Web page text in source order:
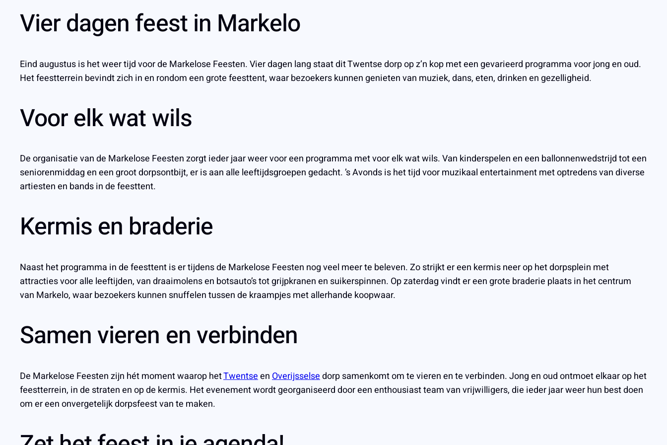
Vier dagen feest in Markelo
Eind augustus is het weer tijd voor de Markelose Feesten. Vier dagen lang staat dit Twentse dorp op z’n kop met een gevarieerd programma voor jong en oud.
Het feestterrein bevindt zich in en rondom een grote feesttent, waar bezoekers kunnen genieten van muziek, dans, eten, drinken en gezelligheid.
Voor elk wat wils
De organisatie van de Markelose Feesten zorgt ieder jaar weer voor een programma met voor elk wat wils. Van kinderspelen en een ballonnenwedstrijd tot een
seniorenmiddag en een groot dorpsontbijt, er is aan alle leeftijdsgroepen gedacht. ’s Avonds is het tijd voor muzikaal entertainment met optredens van diverse
artiesten en bands in de feesttent.
Kermis en braderie
Naast het programma in de feesttent is er tijdens de Markelose Feesten nog veel meer te beleven. Zo strijkt er een kermis neer op het dorpsplein met
attracties voor alle leeftijden, van draaimolens en botsauto’s tot grijpkranen en suikerspinnen. Op zaterdag vindt er een grote braderie plaats in het centrum
van Markelo, waar bezoekers kunnen snuffelen tussen de kraampjes met allerhande koopwaar.
Samen vieren en verbinden
De Markelose Feesten zijn hét moment waarop hetTwentseenOverijsselsedorp samenkomt om te vieren en te verbinden. Jong en oud ontmoet elkaar op het
feestterrein, in de straten en op de kermis. Het evenement wordt georganiseerd door een enthousiast team van vrijwilligers, die ieder jaar weer hun best doen
om er een onvergetelijk dorpsfeest van te maken.